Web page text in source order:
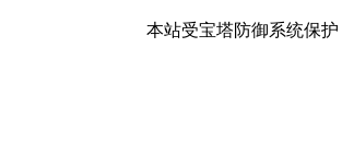
本站受宝塔防御系统保护